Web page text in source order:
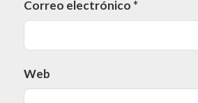
Correo electrónico *
Web